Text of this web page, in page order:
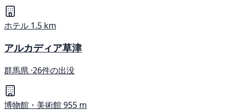
ホテル 1.5 km
アルカディア草津
群馬県 ·26件の出没
博物館・美術館955 m